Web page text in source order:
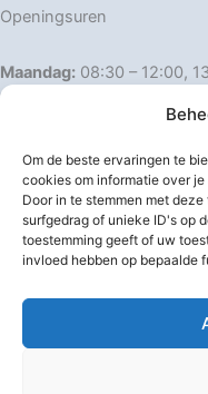
Om de beste ervaringen te
cookies om informatie over
Door in te stemmen met
surfgedrag of unieke ID's op
toestemming geeft of uw
invloed hebben op bepaalde
Openingsuren
Maandag: 08:30 – 12:00,
Dinsdag:
08:30 –
Donderdag: 08:30 –
Vrijdag: 08:30 – 12:00,
Zaterdag: 08:30 – 16:00
Zondag: Gesloten